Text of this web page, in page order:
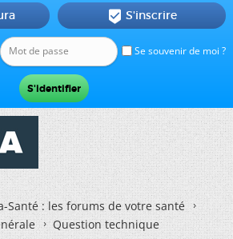
Se souvenir de moi ?
 S'inscrire
Santé : les forums de votre santé
Question technique